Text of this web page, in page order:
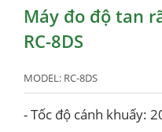
Máy đo độ tan
RC-8DS
MODEL: RC-8DS
- Tốc độ cánh khuấy: